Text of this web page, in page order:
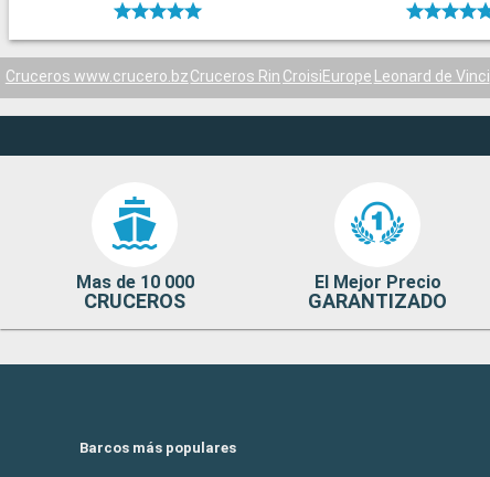
Cruceros www.crucero.bzCruceros Rin CroisiEurope Leonard de Vinci
Mas de 10 000
CRUCEROS
El Mejor Precio
GARANTIZADO
Barcos más populares